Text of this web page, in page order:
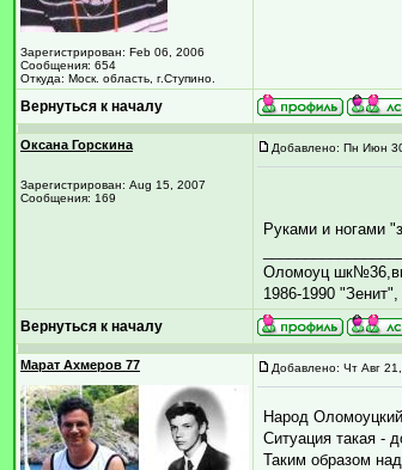
Зарегистрирован: Feb 06, 2006
Сообщения: 654
Откуда: Моск. область, г.Ступино.
Вернуться к началу
Оксана Горскина
Зарегистрирован: Aug 15, 2007
Сообщения: 169
Добавлено: Пн Июн
Руками и ногами
Оломоуц
1986-1990
Вернуться к началу
Марат Ахмеров 77 Добавлено: Чт Авг
Народ Оломоуцкий
Ситуация такая -
Таким образом